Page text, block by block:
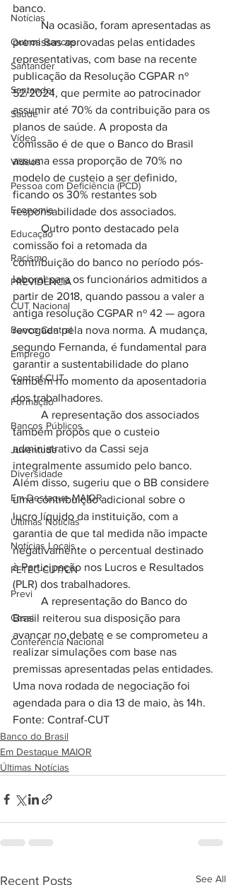
Notícias
Outros Bancos
Santander
Santander
Saúde
Vídeo
Vídeos
Pessoa com Deficiência (PCD)
Economia
Educação
Racismo
PREVIDÊNCIA
CUT Nacional
Banco Central
Emprego
Contraf-CUT
Formação
Bancos Públicos
Juventude
Diversidade
Em Destaque MAIOR
Últimas Notícias
Notícias Locais
FETEC-CUT/CN
Previ
Cassi
Conferência Nacional
banco.
	Na ocasião, foram apresentadas as
premissas aprovadas pelas entidades
representativas, com base na recente
publicação da Resolução CGPAR nº
52/2024, que permite ao patrocinador
assumir até 70% da contribuição para os
planos de saúde. A proposta da
comissão é de que o Banco do Brasil
assuma essa proporção de 70% no
modelo de custeio a ser definido,
ficando os 30% restantes sob
responsabilidade dos associados.
	Outro ponto destacado pela
comissão foi a retomada da
contribuição do banco no período pós-
laboral para os funcionários admitidos a
partir de 2018, quando passou a valer a
antiga resolução CGPAR nº 42 — agora
revogada pela nova norma. A mudança,
segundo Fernanda, é fundamental para
garantir a sustentabilidade do plano
também no momento da aposentadoria
dos trabalhadores.
também propôs que o custeio
administrativo da Cassi seja
integralmente assumido pelo banco.
Além disso, sugeriu que o BB considere
uma contribuição adicional sobre o
lucro líquido da instituição, com a
garantia de que tal medida não impacte
negativamente o percentual destinado
à Participação nos Lucros e Resultados
(PLR) dos trabalhadores.
	A representação do Banco do
Brasil reiterou sua disposição para
avançar no debate e se comprometeu a
realizar simulações com base nas
premissas apresentadas pelas entidades.
Uma nova rodada de negociação foi
agendada para o dia 13 de maio, às 14h.
Fonte: Contraf-CUT
Banco do Brasil
Em Destaque MAIOR
Últimas Notícias
Recent Posts See All